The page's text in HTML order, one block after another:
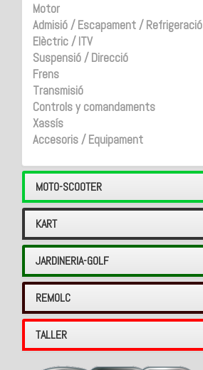
Motor
Admisió / Escapament / Refrigeració
Elèctric / ITV
Suspensió / Direcció
Frens
Transmisió
Controls y comandaments
Xassís
Accesoris / Equipament
MOTO-SCOOTER
KART
JARDINERIA-GOLF
REMOLC
TALLER